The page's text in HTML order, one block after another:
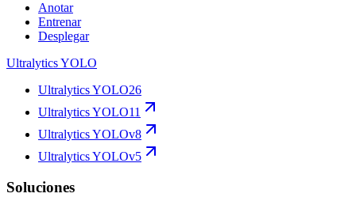
Anotar
Entrenar
Desplegar
Ultralytics YOLO
Ultralytics YOLO26
Ultralytics YOLO11
Ultralytics YOLOv8
Ultralytics YOLOv5
Soluciones